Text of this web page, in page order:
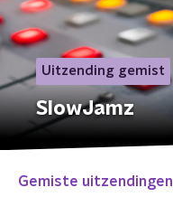
Uitzending gemist
SlowJamz
Gemiste uitzendingen